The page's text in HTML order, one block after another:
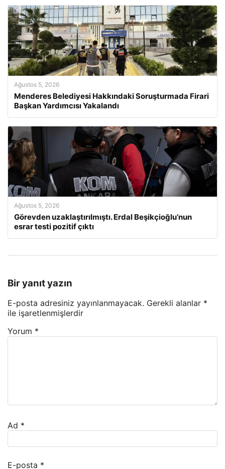
Ağustos 5, 2026
Menderes Belediyesi Hakkındaki Soruşturmada Firari
Başkan Yardımcısı Yakalandı
Ağustos 5, 2026
Görevden uzaklaştırılmıştı. Erdal Beşikçioğlu’nun
esrar testi pozitif çıktı
Bir yanıt yazın
E-posta adresiniz yayınlanmayacak. Gerekli alanlar *
ile işaretlenmişlerdir
Yorum *
Ad *
E-posta *